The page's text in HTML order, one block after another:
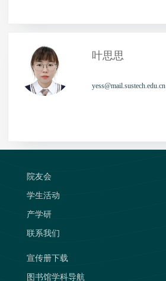
叶思思
yess@mail.sustech.edu.cn
院友会
学生活动
产学研
联系我们
宣传册下载
图书馆学科导航